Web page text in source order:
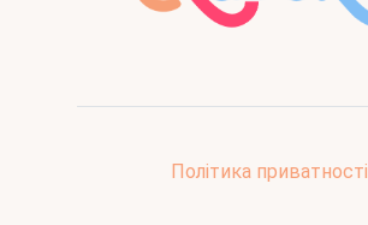
Політика приватності